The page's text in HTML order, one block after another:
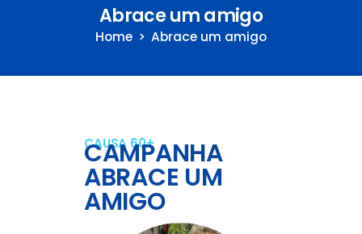
Abrace um amigo
Home Abrace um amigo
Home
Quem Somos
Como ajudar
Vagas Idosos
Contato
CAUSA 60+
CAMPANHA
ABRACE UM
AMIGO